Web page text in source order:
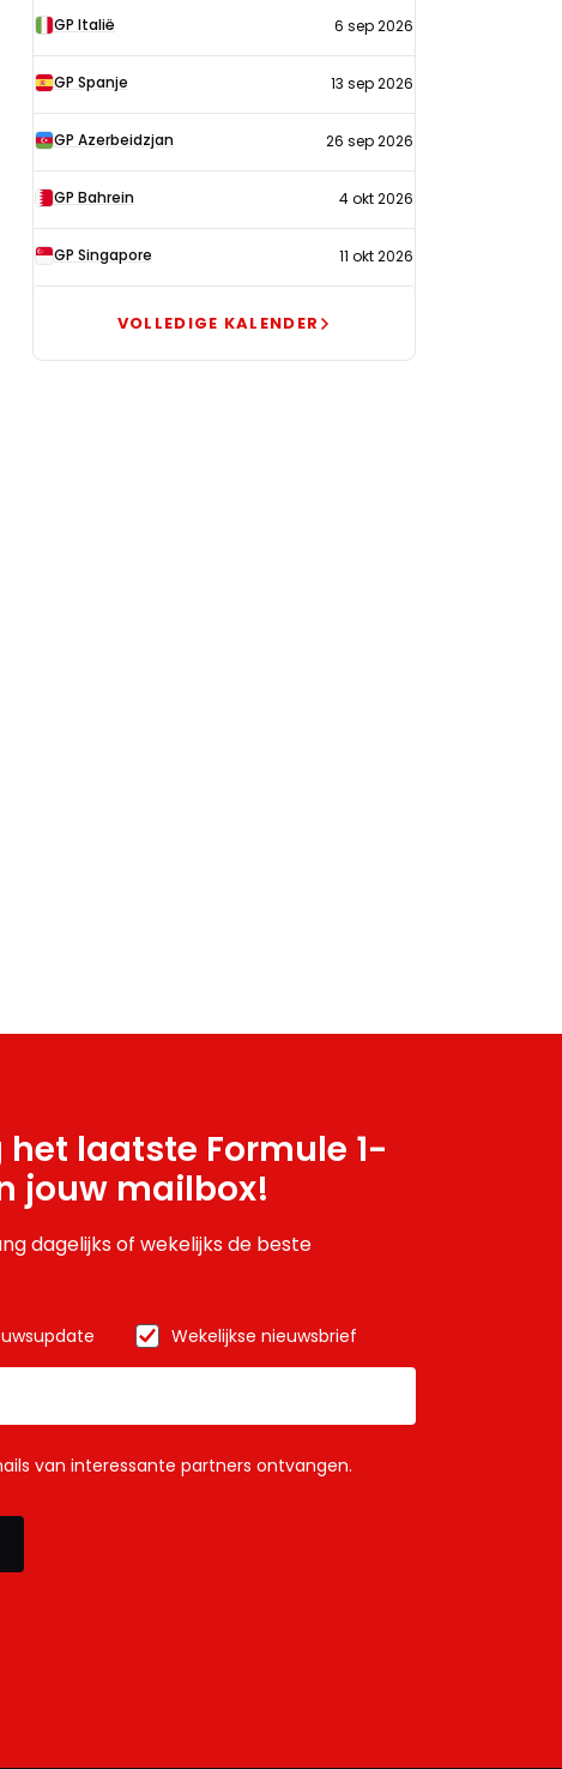
GP Italië 6 sep 2026
GP Spanje 13 sep 2026
GP Azerbeidzjan 26 sep 2026
GP Bahrein 4 okt 2026
GP Singapore 11 okt 2026
VOLLEDIGE KALENDER
laatste Formule 1-
jouw mailbox!
dagelijks of wekelijks de beste
Wekelijkse nieuwsbrief
van interessante partners ontvangen.